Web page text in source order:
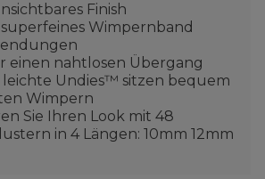
Finish
Wimpernband
einen nahtlosen Übergang
Undies™ sitzen bequem
Wimpern
Sie Ihren Look mit 48
in 4 Längen: 10mm 12mm